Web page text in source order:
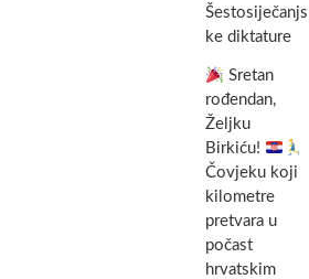
Šestosiječanjs
ke diktature
Sretan
rođendan,
Željku
Birkiću!
Čovjeku koji
kilometre
pretvara u
počast
hrvatskim